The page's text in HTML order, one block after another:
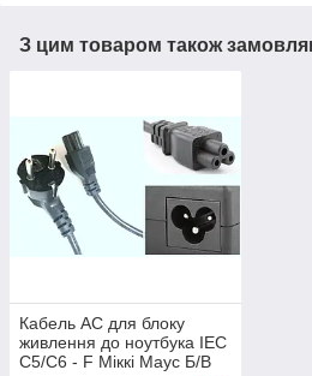
З цим товаром також
Кабель AC для блоку
живлення до ноутбука IEC
C5/C6 - F Міккі Маус Б/В